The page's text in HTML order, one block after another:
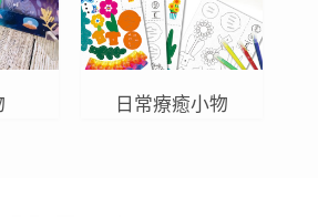
日常療癒小物